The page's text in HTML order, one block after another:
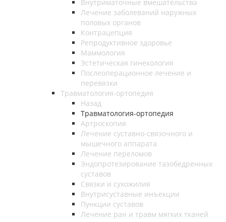
Внутриматочные вмешательства
Лечение заболеваний наружных
половых органов
Контрацепция
Репродуктивное здоровье
Маммология
Эстетическая гинекология
Послеоперационное лечение и
перевязки
Травматология-ортопедия
Назад
Травматология-ортопедия
Артроскопия
Лечение суставно-связочного и
мышечного аппарата
Лечение переломов
Эндопротезирование тазобедренных
суставов
Связки и сухожилия
Внутрисуставные инъекции
Пункции суставов
Лечение ран и травм мягких тканей